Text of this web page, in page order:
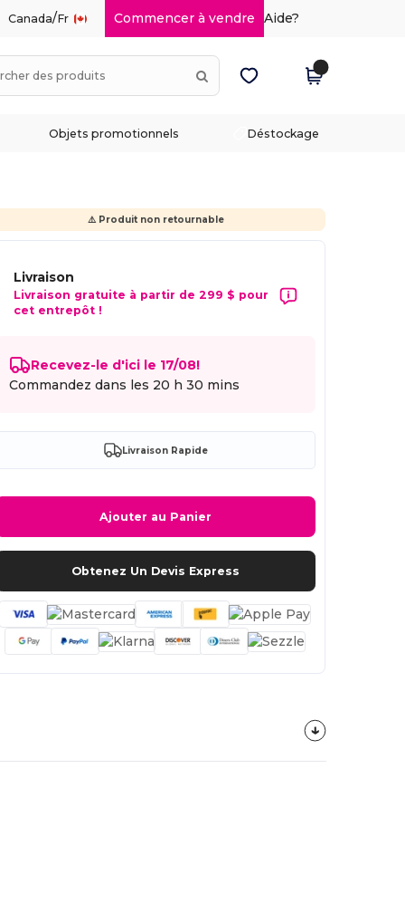
Canada/Fr Commencer à vendre Aide?
Objets promotionnels Déstockage
⚠️ Produit non retournable
Livraison
Livraison gratuite à partir de 299 $ pour
cet entrepôt !
Recevez-le d'ici le 17/08!
Commandez dans les 20 h 30 mins
Livraison Rapide
Ajouter au Panier
Obtenez Un Devis Express